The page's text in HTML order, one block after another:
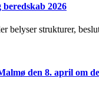
2026
belyser strukturer,
den 8. april om